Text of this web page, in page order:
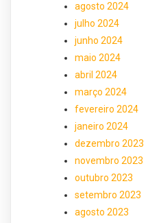
agosto 2024
julho 2024
junho 2024
maio 2024
abril 2024
março 2024
fevereiro 2024
janeiro 2024
dezembro 2023
novembro 2023
outubro 2023
setembro 2023
agosto 2023